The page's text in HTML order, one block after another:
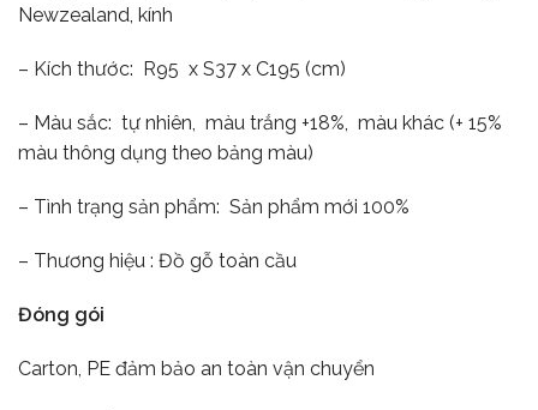
Newzealand, kính
– Kích thước: R95 x S37 x C195 (cm)
– Màu sắc: tự nhiên, màu trắng +18%, màu khác (+ 15%
màu thông dụng theo bảng màu)
– Tình trạng sản phẩm: Sản phẩm mới 100%
– Thương hiệu : Đồ gỗ toàn cầu
Đóng gói
Carton, PE đảm bảo an toàn vận chuyển